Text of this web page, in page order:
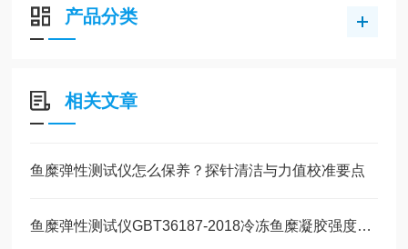
产品分类
相关文章
鱼糜弹性测试仪怎么保养？探针清洁与力值校准要点
鱼糜弹性测试仪GBT36187-2018冷冻鱼糜凝胶强度测定